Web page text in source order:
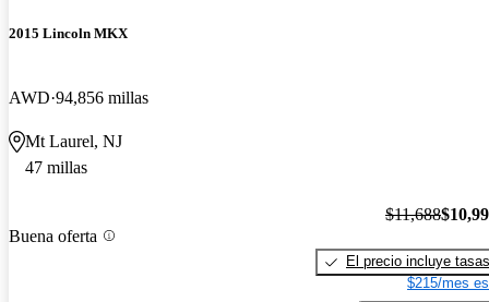
2015 Lincoln MKX
AWD 94,856 millas
Mt Laurel, NJ
47 millas
Buena oferta
$11,688
El precio incluye tasas
$215/mes